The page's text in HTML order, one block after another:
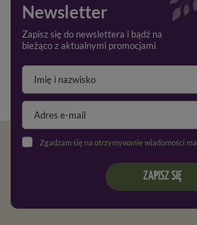
Newsletter
Zapisz się do newslettera i bądź na
bieżąco z aktualnymi promocjami
Zgadzam się na otrzymywanie wiadomości marketingowych na podany adres e-mail
ZAPISZ SIĘ